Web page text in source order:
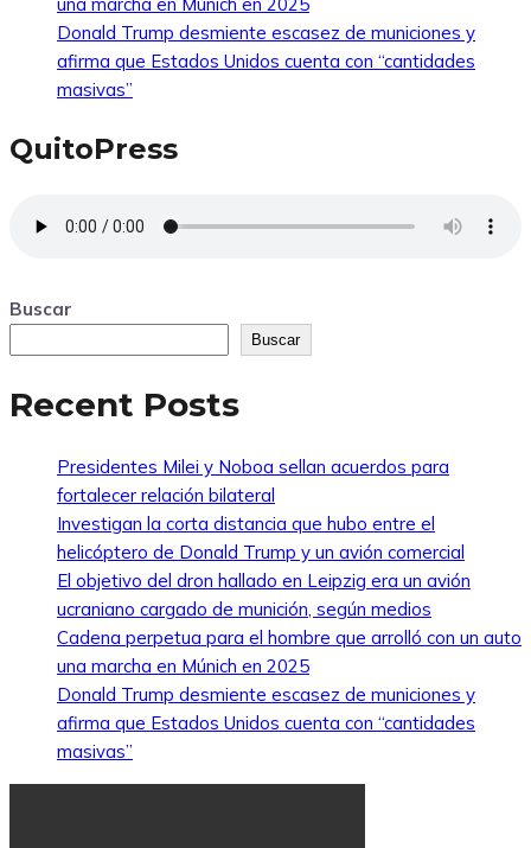
Donald Trump desmiente escasez de municiones y
afirma que Estados Unidos cuenta con “cantidades
masivas”
QuitoPress
Buscar
Buscar
Recent Posts
Presidentes Milei y Noboa sellan acuerdos para
fortalecer relación bilateral
Investigan la corta distancia que hubo entre el
helicóptero de Donald Trump y un avión comercial
El objetivo del dron hallado en Leipzig era un avión
ucraniano cargado de munición, según medios
Cadena perpetua para el hombre que arrolló con un auto
una marcha en Múnich en 2025
Donald Trump desmiente escasez de municiones y
afirma que Estados Unidos cuenta con “cantidades
masivas”